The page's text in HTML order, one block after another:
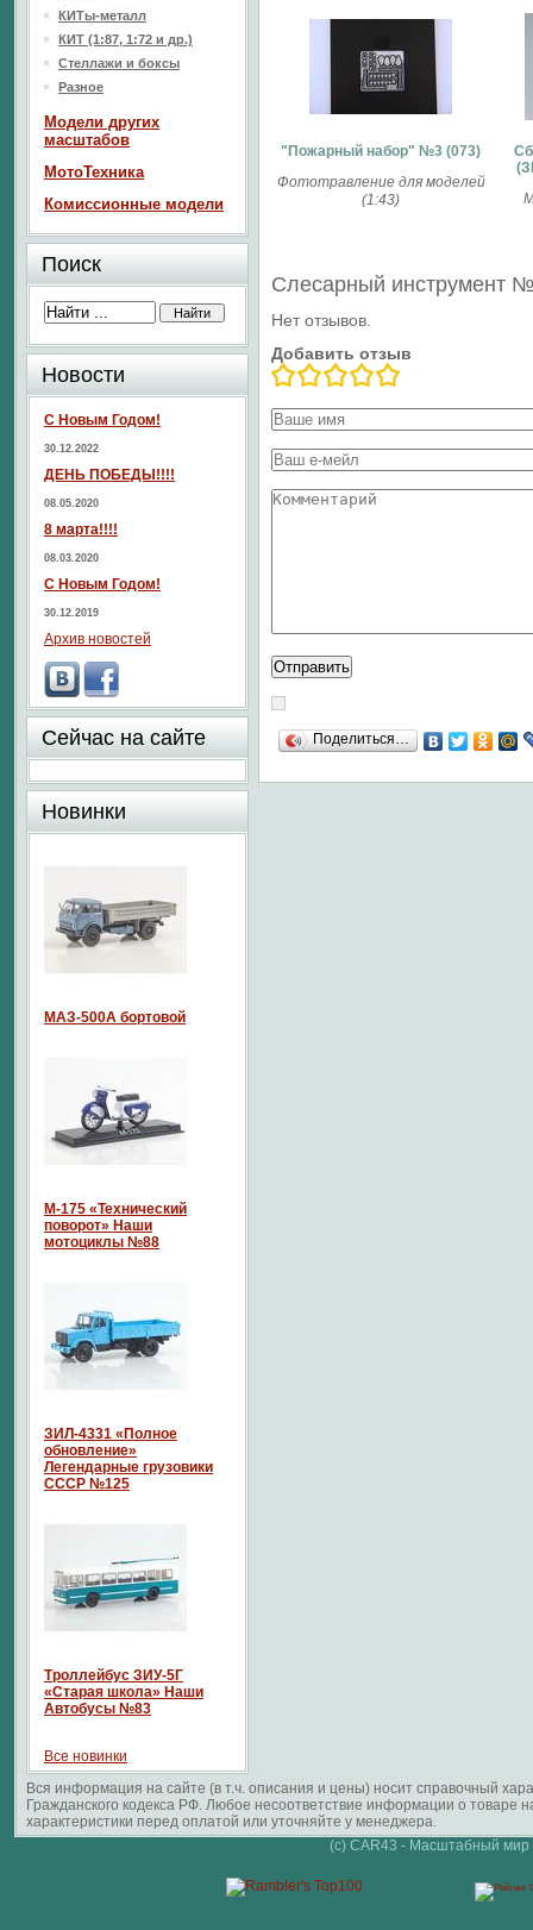
"Пожарный набор" №3 (073)
Фототравление для моделей
(1:43)
Слесарный инструмент
Нет отзывов.
Добавить отзыв
Поделиться…
КИТы-металл
КИТ (1:87, 1:72 и др.)
Стеллажи и боксы
Разное
Модели других
масштабов
МотоТехника
Комиссионные модели
Поиск
Новости
С Новым Годом!
30.12.2022
ДЕНЬ ПОБЕДЫ!!!!
08.05.2020
8 марта!!!!
08.03.2020
С Новым Годом!
30.12.2019
Архив новостей
Сейчас на сайте
Новинки
МАЗ-500А бортовой
М-175 «Технический
поворот» Наши
мотоциклы №88
ЗИЛ-4331 «Полное
обновление»
Легендарные грузовики
СССР №125
Троллейбус ЗИУ-5Г
«Старая школа» Наши
Автобусы №83
Все новинки
Вся информация на сайте (в т.ч. описания и цены) носит справочный
Гражданского кодекса РФ. Любое несоответствие информации о
характеристики перед оплатой или уточняйте у менеджера.
(c) CAR43 - Масштабный мир